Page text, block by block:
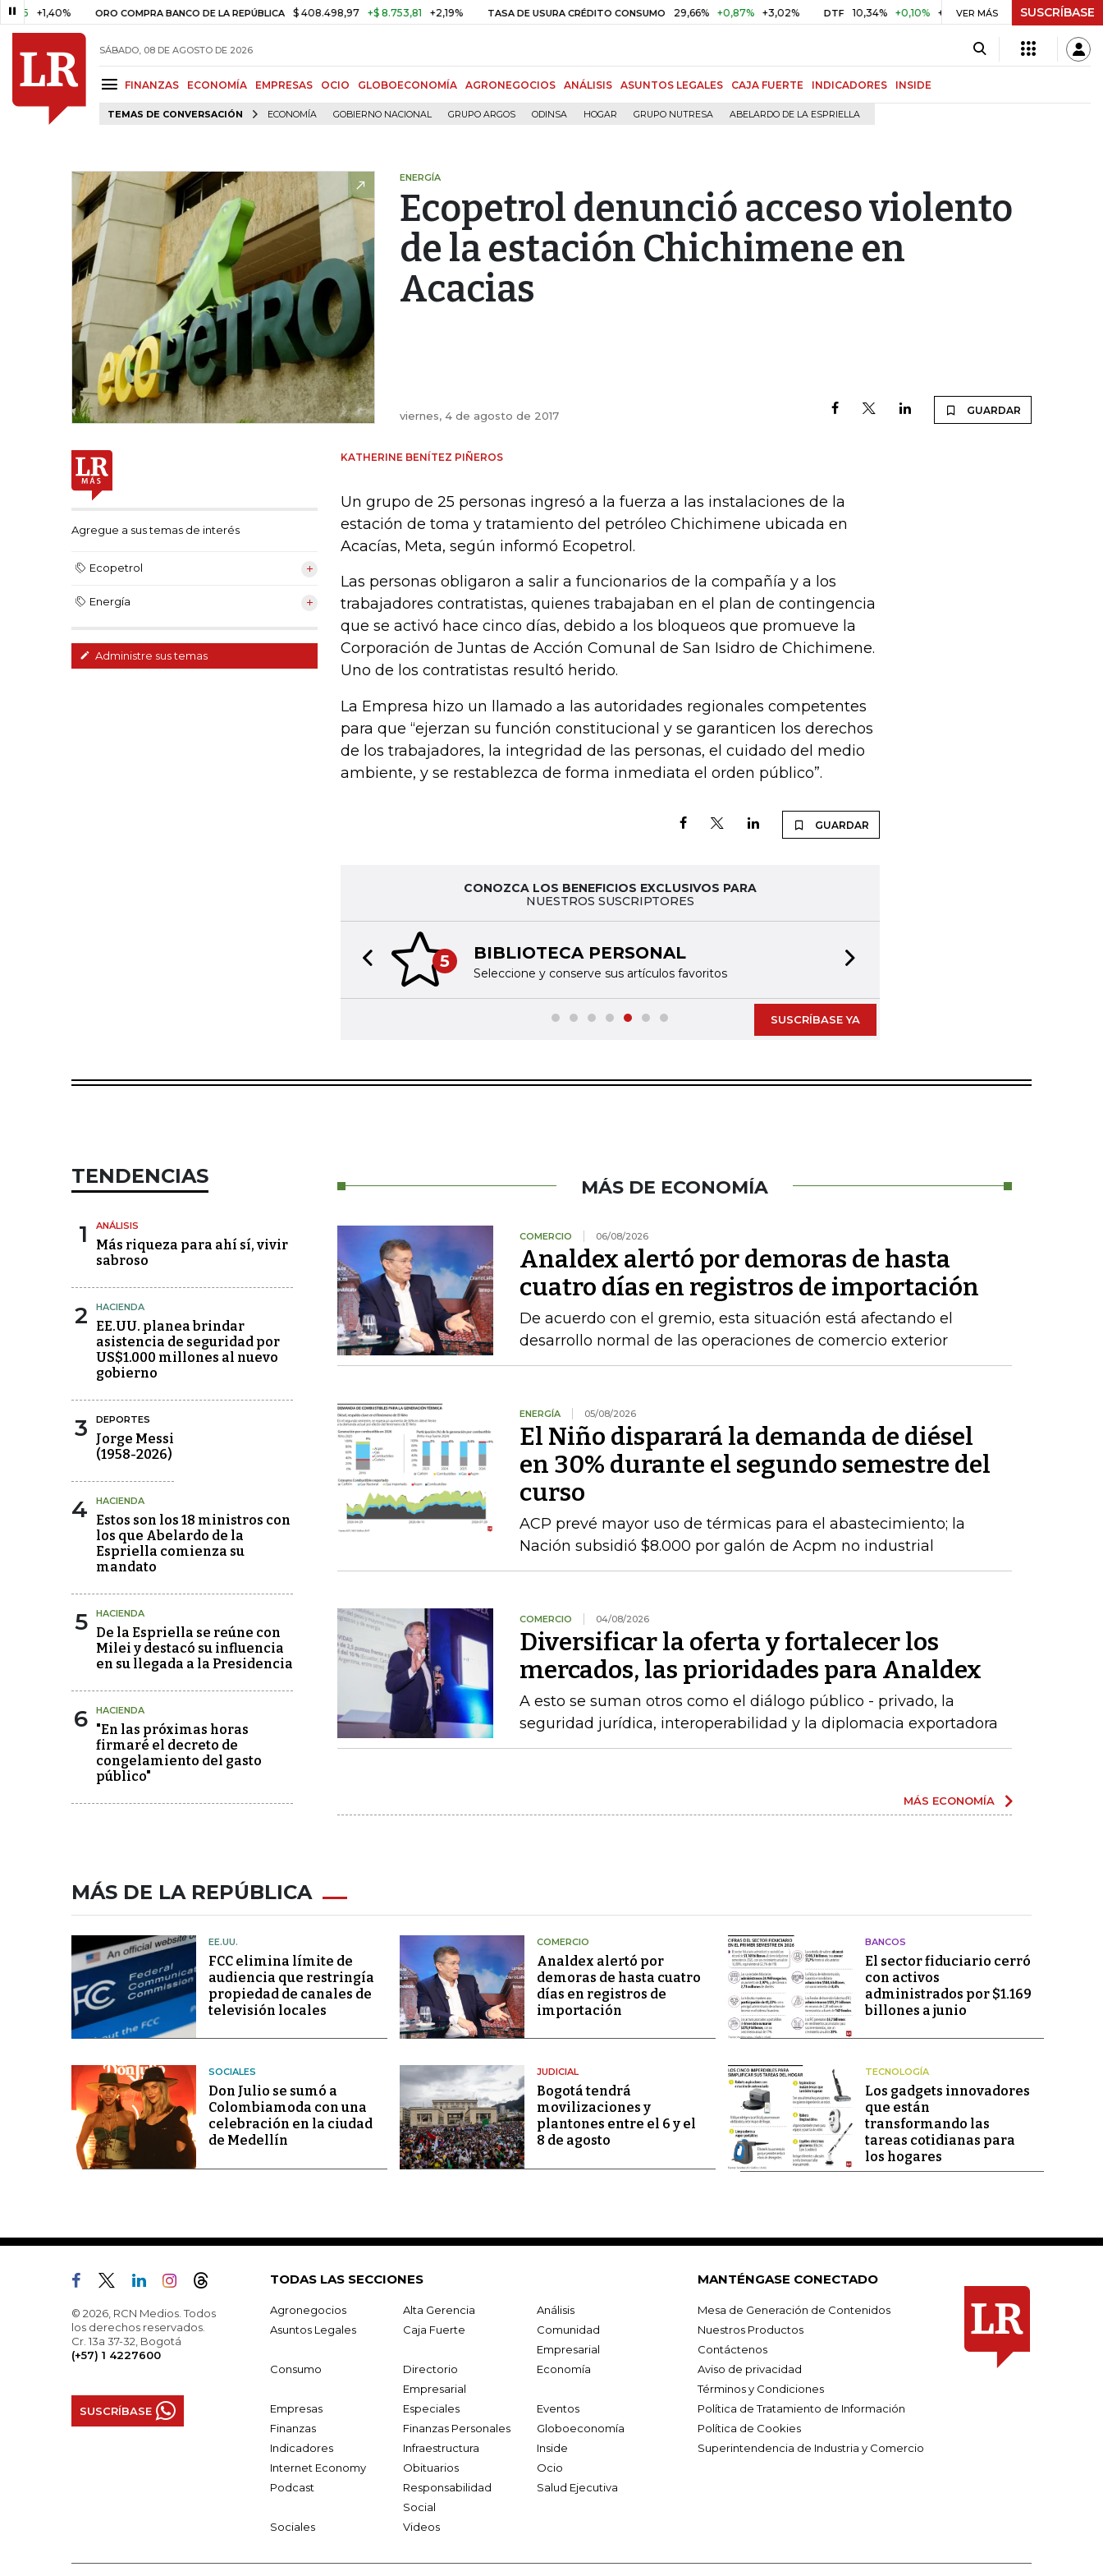
+1,40% ORO COMPRA BANCO DE LA REPÚBLICA $ 408.498,97 +$ 8.753,81 +2,19% TASA DE USURA CRÉDITO CONSUMO 29,66% +0,87% +3,02% DTF 10,34% +0,10% +0,98% UVR $ 416,96 +$ 0,05
VER MÁS SUSCRÍBASE
SÁBADO, 08 DE AGOSTO DE 2026
FINANZAS ECONOMÍA EMPRESAS OCIO GLOBOECONOMÍA AGRONEGOCIOS ANÁLISIS ASUNTOS LEGALES CAJA FUERTE INDICADORES INSIDE
TEMAS DE CONVERSACIÓN ECONOMÍA GOBIERNO NACIONAL GRUPO ARGOS ODINSA HOGAR GRUPO NUTRESA ABELARDO DE LA ESPRIELLA
ENERGÍA
Ecopetrol denunció acceso violento
de la estación Chichimene en
Acacias
viernes, 4 de agosto de 2017 GUARDAR
Agregue a sus temas de interés
Ecopetrol
Energía
Administre sus temas
KATHERINE BENÍTEZ PIÑEROS
Un grupo de 25 personas ingresó a la fuerza a las instalaciones de la
estación de toma y tratamiento del petróleo Chichimene ubicada en
Acacías, Meta, según informó Ecopetrol.
Las personas obligaron a salir a funcionarios de la compañía y a los
trabajadores contratistas, quienes trabajaban en el plan de contingencia
que se activó hace cinco días, debido a los bloqueos que promueve la
Corporación de Juntas de Acción Comunal de San Isidro de Chichimene.
Uno de los contratistas resultó herido.
La Empresa hizo un llamado a las autoridades regionales competentes
para que “ejerzan su función constitucional y se garanticen los derechos
de los trabajadores, la integridad de las personas, el cuidado del medio
ambiente, y se restablezca de forma inmediata el orden público”.
GUARDAR
CONOZCA LOS BENEFICIOS EXCLUSIVOS PARA
NUESTROS SUSCRIPTORES
5 BIBLIOTECA PERSONAL
Seleccione y conserve sus artículos favoritos
Previous slide
SUSCRÍBASE YA
TENDENCIAS
1 ANÁLISIS
Más riqueza para ahí sí, vivir
sabroso
2 HACIENDA
EE.UU. planea brindar
asistencia de seguridad por
US$1.000 millones al nuevo
gobierno
3 DEPORTES
Jorge Messi
(1958-2026)
4 HACIENDA
Estos son los 18 ministros con
los que Abelardo de la
Espriella comienza su
mandato
5 HACIENDA
De la Espriella se reúne con
Milei y destacó su influencia
en su llegada a la Presidencia
6 HACIENDA
"En las próximas horas
firmaré el decreto de
congelamiento del gasto
público"
MÁS DE ECONOMÍA
COMERCIO 06/08/2026
Analdex alertó por demoras de hasta
cuatro días en registros de importación
De acuerdo con el gremio, esta situación está afectando el
desarrollo normal de las operaciones de comercio exterior
ENERGÍA 05/08/2026
El Niño disparará la demanda de diésel
en 30% durante el segundo semestre del
curso
ACP prevé mayor uso de térmicas para el abastecimiento; la
Nación subsidió $8.000 por galón de Acpm no industrial
COMERCIO 04/08/2026
Diversificar la oferta y fortalecer los
mercados, las prioridades para Analdex
A esto se suman otros como el diálogo público - privado, la
seguridad jurídica, interoperabilidad y la diplomacia exportadora
MÁS ECONOMÍA
MÁS DE LA REPÚBLICA
EE.UU.
FCC elimina límite de
audiencia que restringía
propiedad de canales de
televisión locales
COMERCIO
Analdex alertó por
demoras de hasta cuatro
días en registros de
importación
BANCOS
El sector fiduciario cerró
con activos
administrados por $1.169
billones a junio
SOCIALES
Don Julio se sumó a
Colombiamoda con una
celebración en la ciudad
de Medellín
JUDICIAL
Bogotá tendrá
movilizaciones y
plantones entre el 6 y el
8 de agosto
TECNOLOGÍA
Los gadgets innovadores
que están
transformando las
tareas cotidianas para
los hogares
© 2026, RCN Medios. Todos
los derechos reservados.
Cr. 13a 37-32, Bogotá
(+57) 1 4227600
SUSCRÍBASE
TODAS LAS SECCIONES
Agronegocios Alta Gerencia
Análisis
Asuntos Legales
Caja Fuerte
Comunidad
Empresarial
Consumo
Directorio
Empresarial
Economía
Empresas Especiales
Eventos
Finanzas
Finanzas Personales
Globoeconomía
Indicadores
Infraestructura
Inside
Internet Economy
Obituarios
Ocio
Podcast
Responsabilidad
Social
Salud Ejecutiva
Sociales Videos
MANTÉNGASE CONECTADO
Mesa de Generación de Contenidos
Nuestros Productos
Contáctenos
Aviso de privacidad
Términos y Condiciones
Política de Tratamiento de Información
Política de Cookies
Superintendencia de Industria y Comercio